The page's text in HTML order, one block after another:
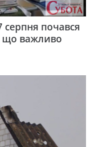
серпня почався
що важливо